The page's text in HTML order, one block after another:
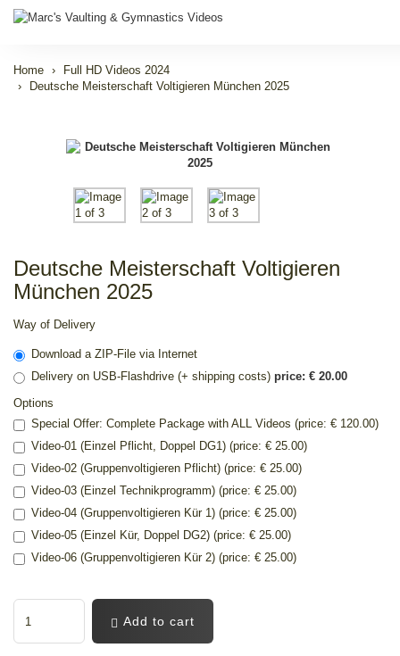
Home
Full HD Videos 2024
Deutsche Meisterschaft Voltigieren München 2025
Deutsche Meisterschaft Voltigieren
München 2025
Way of Delivery
Download a ZIP-File via Internet
Delivery on USB-Flashdrive (+ shipping costs) price: € 20.00
Options
Special Offer: Complete Package with ALL Videos (price: € 120.00)
Video-01 (Einzel Pflicht, Doppel DG1) (price: € 25.00)
Video-02 (Gruppenvoltigieren Pflicht) (price: € 25.00)
Video-03 (Einzel Technikprogramm) (price: € 25.00)
Video-04 (Gruppenvoltigieren Kür 1) (price: € 25.00)
Video-05 (Einzel Kür, Doppel DG2) (price: € 25.00)
Video-06 (Gruppenvoltigieren Kür 2) (price: € 25.00)
Add to cart